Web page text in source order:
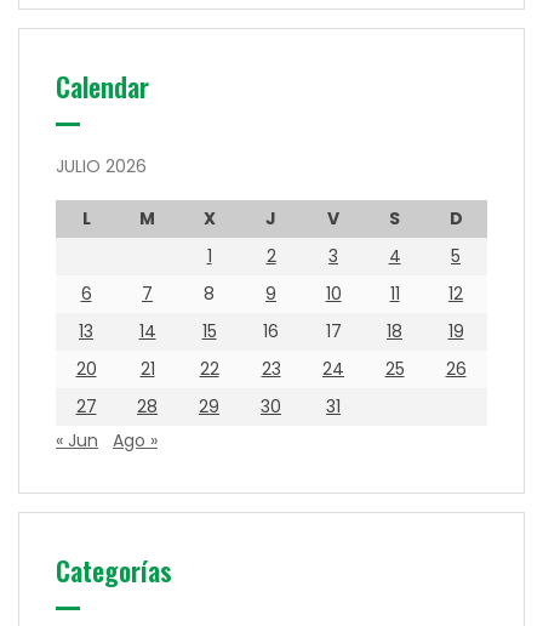
Calendar
JULIO 2026
L M X J V S
D
1
2 3 4
5
6
7 8 9 10 11
12
13
14 15 16 17 18
19
20
21 22 23 24 25
26
27
28 29 30
31
« Jun
Ago »
Categorías